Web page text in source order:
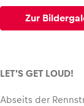
Zur
LET’S GET LOUD!
Abseits der